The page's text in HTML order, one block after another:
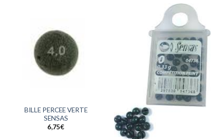
à
5,70€
BILLE PERCEE VERTE
SENSAS
6,75€